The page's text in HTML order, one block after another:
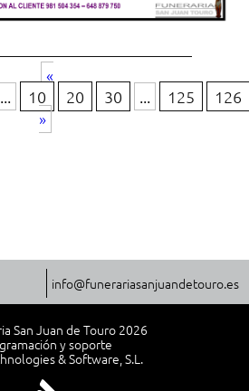
«
... 10 20 30 ... 125
126
»
info@funerariasanjuandetouro.es
San Juan de Touro 2026
y soporte
& Software, S.L.